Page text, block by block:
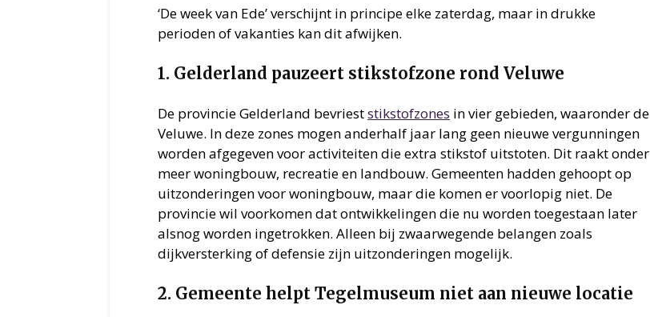
‘De week van Ede’ verschijnt in principe elke zaterdag, maar in drukke
perioden of vakanties kan dit afwijken.
1. Gelderland pauzeert stikstofzone rond Veluwe
De provincie Gelderland bevrieststikstofzones in vier gebieden, waaronder de
Veluwe. In deze zones mogen anderhalf jaar lang geen nieuwe vergunningen
worden afgegeven voor activiteiten die extra stikstof uitstoten. Dit raakt onder
meer woningbouw, recreatie en landbouw. Gemeenten hadden gehoopt op
uitzonderingen voor woningbouw, maar die komen er voorlopig niet. De
provincie wil voorkomen dat ontwikkelingen die nu worden toegestaan later
alsnog worden ingetrokken. Alleen bij zwaarwegende belangen zoals
dijkversterking of defensie zijn uitzonderingen mogelijk.
2. Gemeente helpt Tegelmuseum niet aan nieuwe locatie